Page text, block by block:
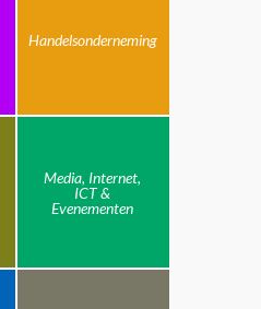
Handelsonderneming
Media, Internet,
ICT &
Evenementen